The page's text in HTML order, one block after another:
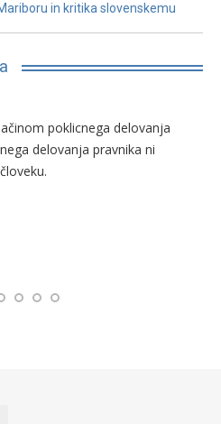
in kritika slovenskemu
poklicnega delovanja
delovanja pravnika ni